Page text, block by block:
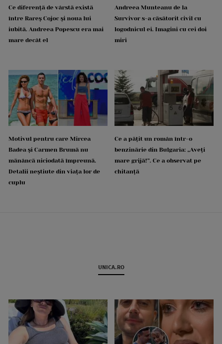
Ce diferență de vârstă există
între Rareș Cojoc și noua lui
iubită. Andreea Popescu era mai
mare decât el
Andreea Munteanu de la
Survivor s-a căsătorit civil cu
logodnicul ei. Imagini cu cei doi
miri
Motivul pentru care Mircea
Badea și Carmen Brumă nu
mănâncă niciodată împreună.
Detalii neștiute din viața lor de
cuplu
Ce a pățit un român într-o
benzinărie din Bulgaria: „Aveți
mare grijă!”. Ce a observat pe
chitanță
UNICA.RO